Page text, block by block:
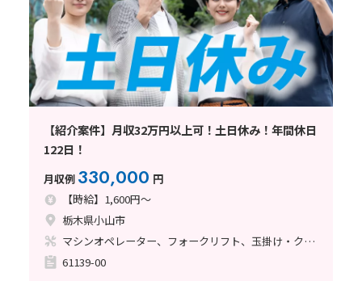
【紹介案件】月収32万円以上可！土日休み！年間休日
122日！
月収例 330,000 円
【時給】1,600円～
栃木県小山市
マシンオペレーター、フォークリフト、玉掛け・クレーン、鋳造・鍛造
61139-00